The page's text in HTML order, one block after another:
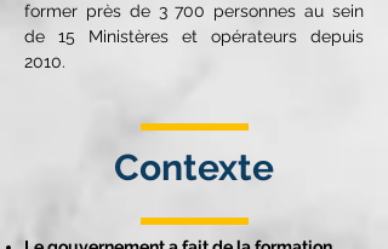
former près de 3 700 personnes au sein
de 15 Ministères et opérateurs depuis
2010.
Contexte